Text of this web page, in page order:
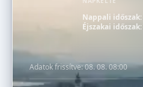
Nappali időszak:
Éjszakai időszak:
Adatok frissítve:08. 08. 08:00